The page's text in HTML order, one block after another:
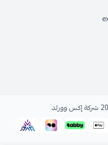
شركة إكس وورلد